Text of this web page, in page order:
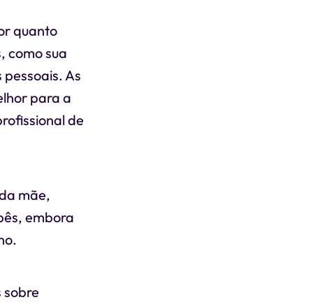
quanto
como sua
As
para a
de
mãe,
embora
sobre